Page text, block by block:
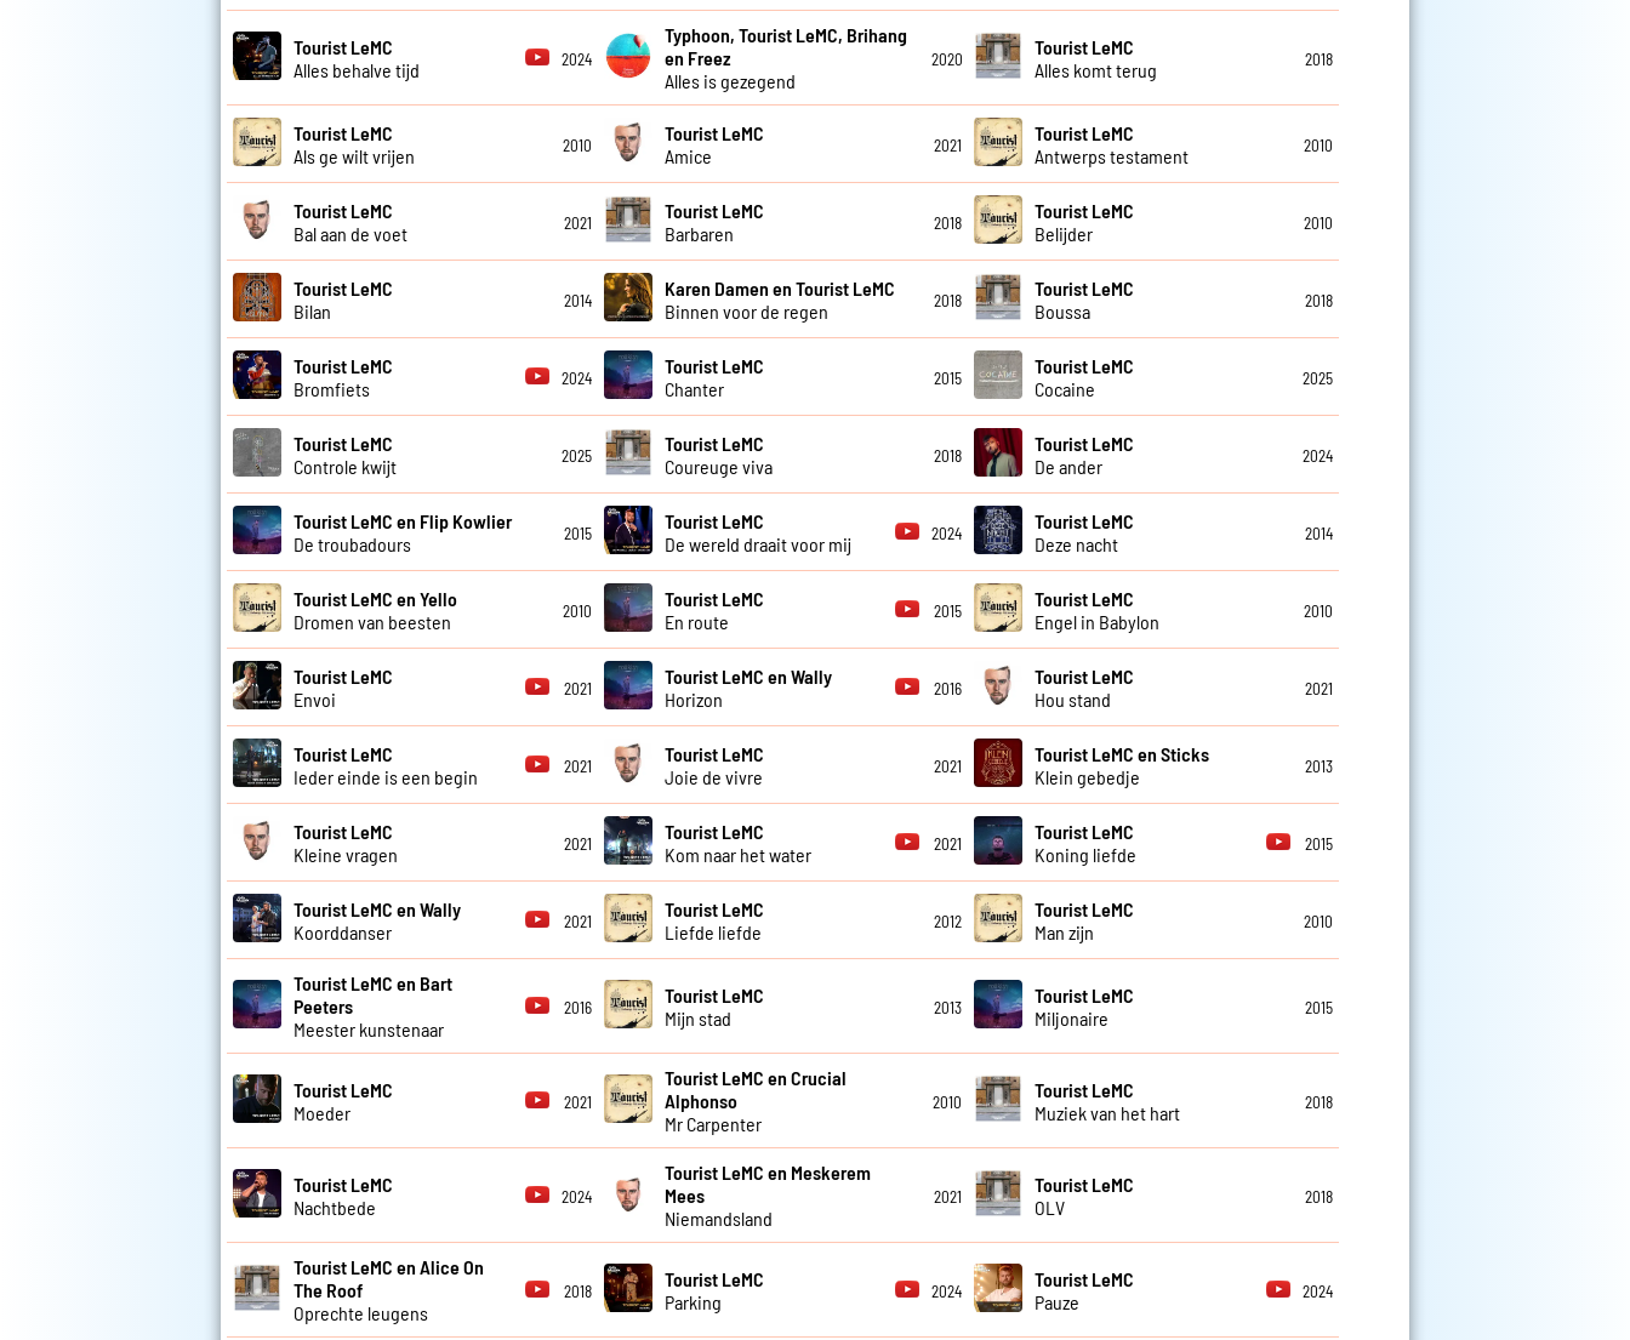
Tourist LeMC
Alles behalve tijd
2024
Typhoon, Tourist LeMC, Brihang
en Freez
Alles is gezegend
2020
Tourist LeMC
Alles komt terug
2018
Tourist LeMC
Als ge wilt vrijen
2010
Tourist LeMC
Amice
2021
Tourist LeMC
Antwerps testament
2010
Tourist LeMC
Bal aan de voet
2021
Tourist LeMC
Barbaren
2018
Tourist LeMC
Belijder
2010
Tourist LeMC
Bilan
2014
Karen Damen en Tourist LeMC
Binnen voor de regen
2018
Tourist LeMC
Boussa
2018
Tourist LeMC
Bromfiets
2024
Tourist LeMC
Chanter
2015
Tourist LeMC
Cocaine
2025
Tourist LeMC
Controle kwijt
2025
Tourist LeMC
Coureuge viva
2018
Tourist LeMC
De ander
2024
Tourist LeMC en Flip Kowlier
De troubadours
2015
Tourist LeMC
De wereld draait voor mij
2024
Tourist LeMC
Deze nacht
2014
Tourist LeMC en Yello
Dromen van beesten
2010
Tourist LeMC
En route
2015
Tourist LeMC
Engel in Babylon
2010
Tourist LeMC
Envoi
2021
Tourist LeMC en Wally
Horizon
2016
Tourist LeMC
Hou stand
2021
Tourist LeMC
Ieder einde is een begin
2021
Tourist LeMC
Joie de vivre
2021
Tourist LeMC en Sticks
Klein gebedje
2013
Tourist LeMC
Kleine vragen
2021
Tourist LeMC
Kom naar het water
2021
Tourist LeMC
Koning liefde
2015
Tourist LeMC en Wally
Koorddanser
2021
Tourist LeMC
Liefde liefde
2012
Tourist LeMC
Man zijn
2010
Tourist LeMC en Bart
Peeters
Meester kunstenaar
2016
Tourist LeMC
Mijn stad
2013
Tourist LeMC
Miljonaire
2015
Tourist LeMC
Moeder
2021
Tourist LeMC en Crucial
Alphonso
Mr Carpenter
2010
Tourist LeMC
Muziek van het hart
2018
Tourist LeMC
Nachtbede
2024
Tourist LeMC en Meskerem
Mees
Niemandsland
2021
Tourist LeMC
OLV
2018
Tourist LeMC en Alice On
The Roof
Oprechte leugens
2018
Tourist LeMC
Parking
2024
Tourist LeMC
Pauze
2024